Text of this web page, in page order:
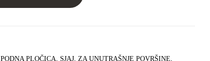
PODNA PLOČICA, SJAJ, ZA UNUTRAŠNJE POVRŠINE,